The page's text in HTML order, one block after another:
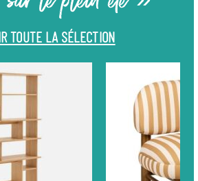
TOUTE LA SÉLECTION